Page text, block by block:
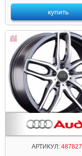
купить
АРТИКУЛ:487827